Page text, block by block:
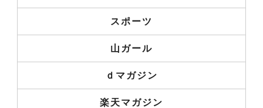
スポーツ
山ガール
ｄマガジン
楽天マガジン